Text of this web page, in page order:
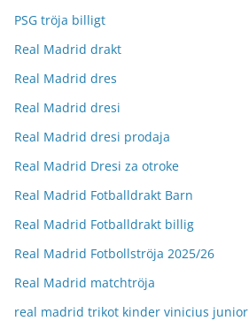
PSG tröja billigt
Real Madrid drakt
Real Madrid dres
Real Madrid dresi
Real Madrid dresi prodaja
Real Madrid Dresi za otroke
Real Madrid Fotballdrakt Barn
Real Madrid Fotballdrakt billig
Real Madrid Fotbollströja 2025/26
Real Madrid matchtröja
real madrid trikot kinder vinicius junior